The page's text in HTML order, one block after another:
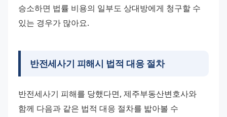
승소하면 법률 비용의 일부도 상대방에게 청구할 수
있는 경우가 많아요.
반전세사기 피해시 법적 대응 절차
반전세사기 피해를 당했다면, 제주부동산변호사와
함께 다음과 같은 법적 대응 절차를 밟아볼 수